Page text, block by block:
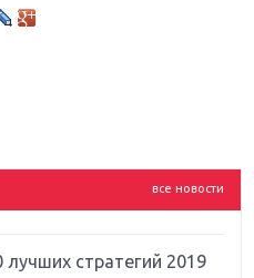
все новости
стратегий 2019